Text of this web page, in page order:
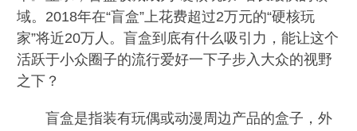
域。2018年在“盲盒”上花费超过2万元的“硬核玩
家”将近20万人。盲盒到底有什么吸引力，能让这个
活跃于小众圈子的流行爱好一下子步入大众的视野
之下？
盲盒是指装有玩偶或动漫周边产品的盒子，外